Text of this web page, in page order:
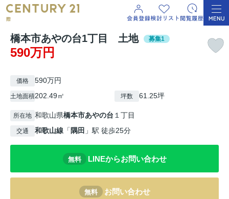
橋本市あやの台1丁目 土地 募集1
590万円
価格 590万円
土地面積202.49㎡ 坪数 61.25坪
所在地 和歌山県橋本市あやの台 １丁目
交通 和歌山線 「 隅田 」駅 徒歩25分
無料 LINEからお問い合わせ
無料 お問い合わせ